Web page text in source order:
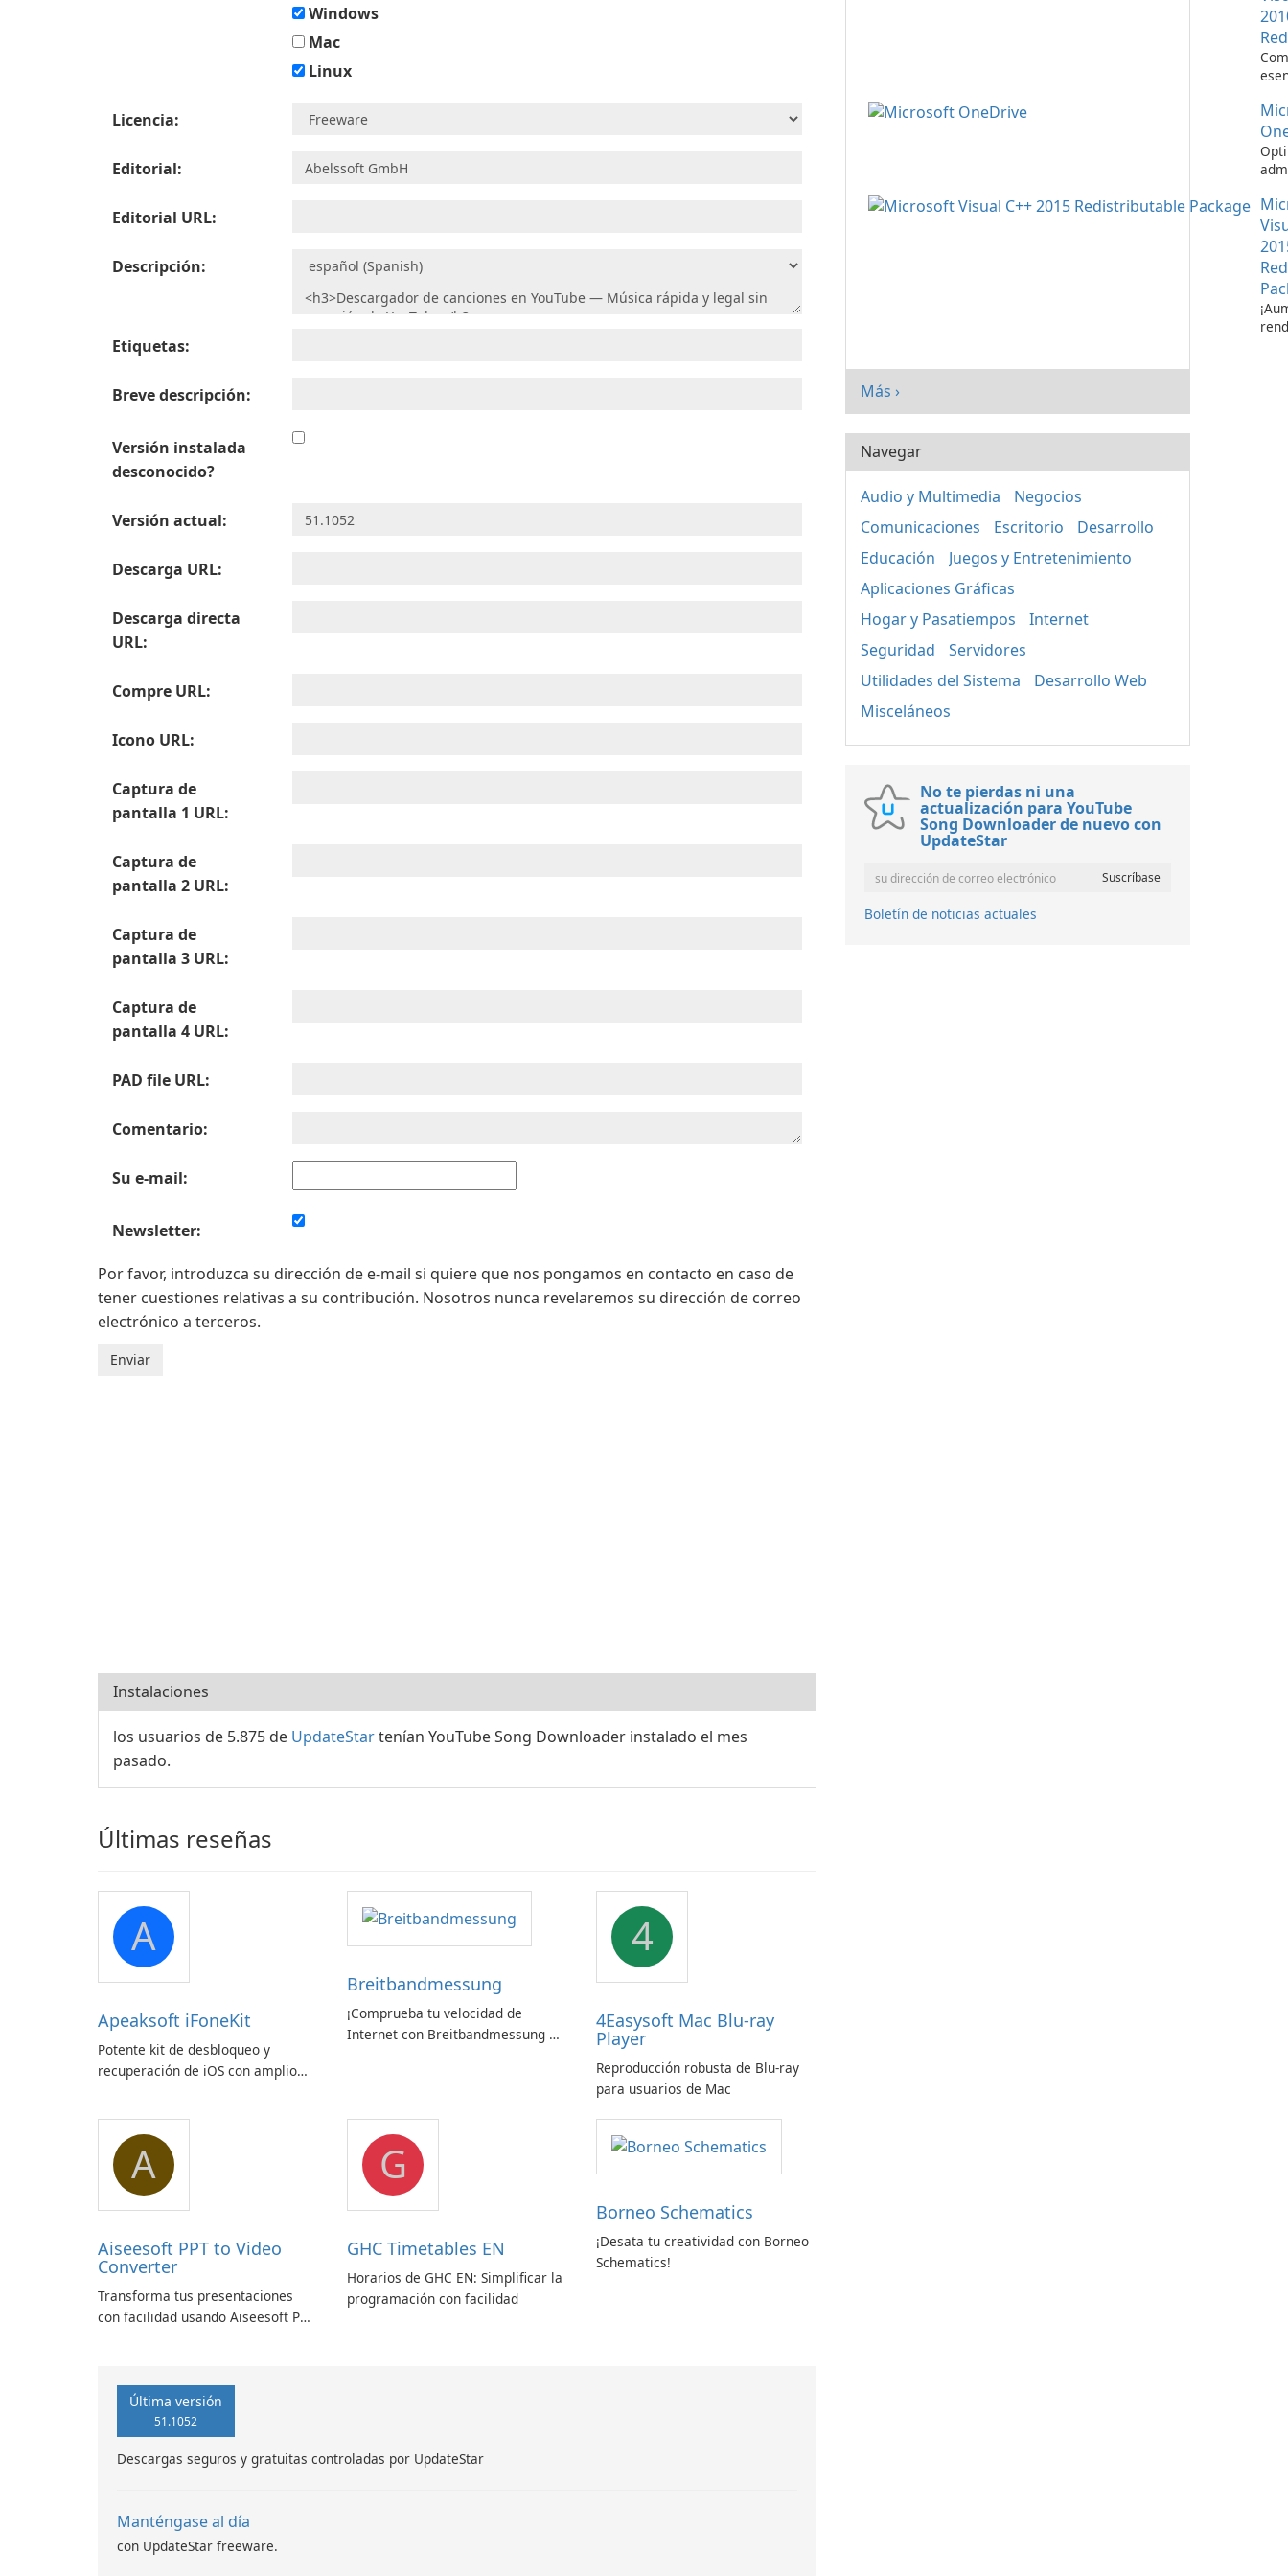
Windows
Mac
Linux
Licencia:
Editorial:
Editorial URL:
Descripción:
Etiquetas:
Breve descripción:
Versión instalada
desconocido?
Versión actual:
Descarga URL:
Descarga directa
URL:
Compre URL:
Icono URL:
Captura de
pantalla 1 URL:
Captura de
pantalla 2 URL:
Captura de
pantalla 3 URL:
Captura de
pantalla 4 URL:
PAD file URL:
Comentario:
Su e-mail:
Newsletter:
Por favor, introduzca su dirección de e-mail si quiere que nos pongamos en contacto en caso de
tener cuestiones relativas a su contribución. Nosotros nunca revelaremos su dirección de correo
electrónico a terceros.
Instalaciones
los usuarios de 5.875 de UpdateStartenían YouTube Song Downloader instalado el mes
pasado.
Últimas reseñas
A
Apeaksoft iFoneKit
Potente kit de desbloqueo y
recuperación de iOS con amplio
Breitbandmessung
¡Comprueba tu velocidad de
Internet con Breitbandmessung de
4
4Easysoft Mac Blu-ray
Player
Reproducción robusta de Blu-ray
para usuarios de Mac
A
Aiseesoft PPT to Video
Converter
Transforma tus presentaciones
con facilidad usando Aiseesoft PPT
G
GHC Timetables EN
Horarios de GHC EN: Simplificar la
programación con facilidad
Borneo Schematics
¡Desata tu creatividad con Borneo
Schematics!
Última versión
51.1052
Descargas seguros y gratuitas controladas por UpdateStar
Manténgase al día
con UpdateStar freeware.
Más ›
Navegar
Audio y Multimedia
Negocios
Comunicaciones
Escritorio
Desarrollo
Educación
Juegos y Entretenimiento
Aplicaciones Gráficas
Hogar y Pasatiempos
Internet
Seguridad
Servidores
Utilidades del Sistema
Desarrollo Web
Misceláneos
No te pierdas ni una
actualización para YouTube
Song Downloader de nuevo con
UpdateStar
Boletín de noticias actuales